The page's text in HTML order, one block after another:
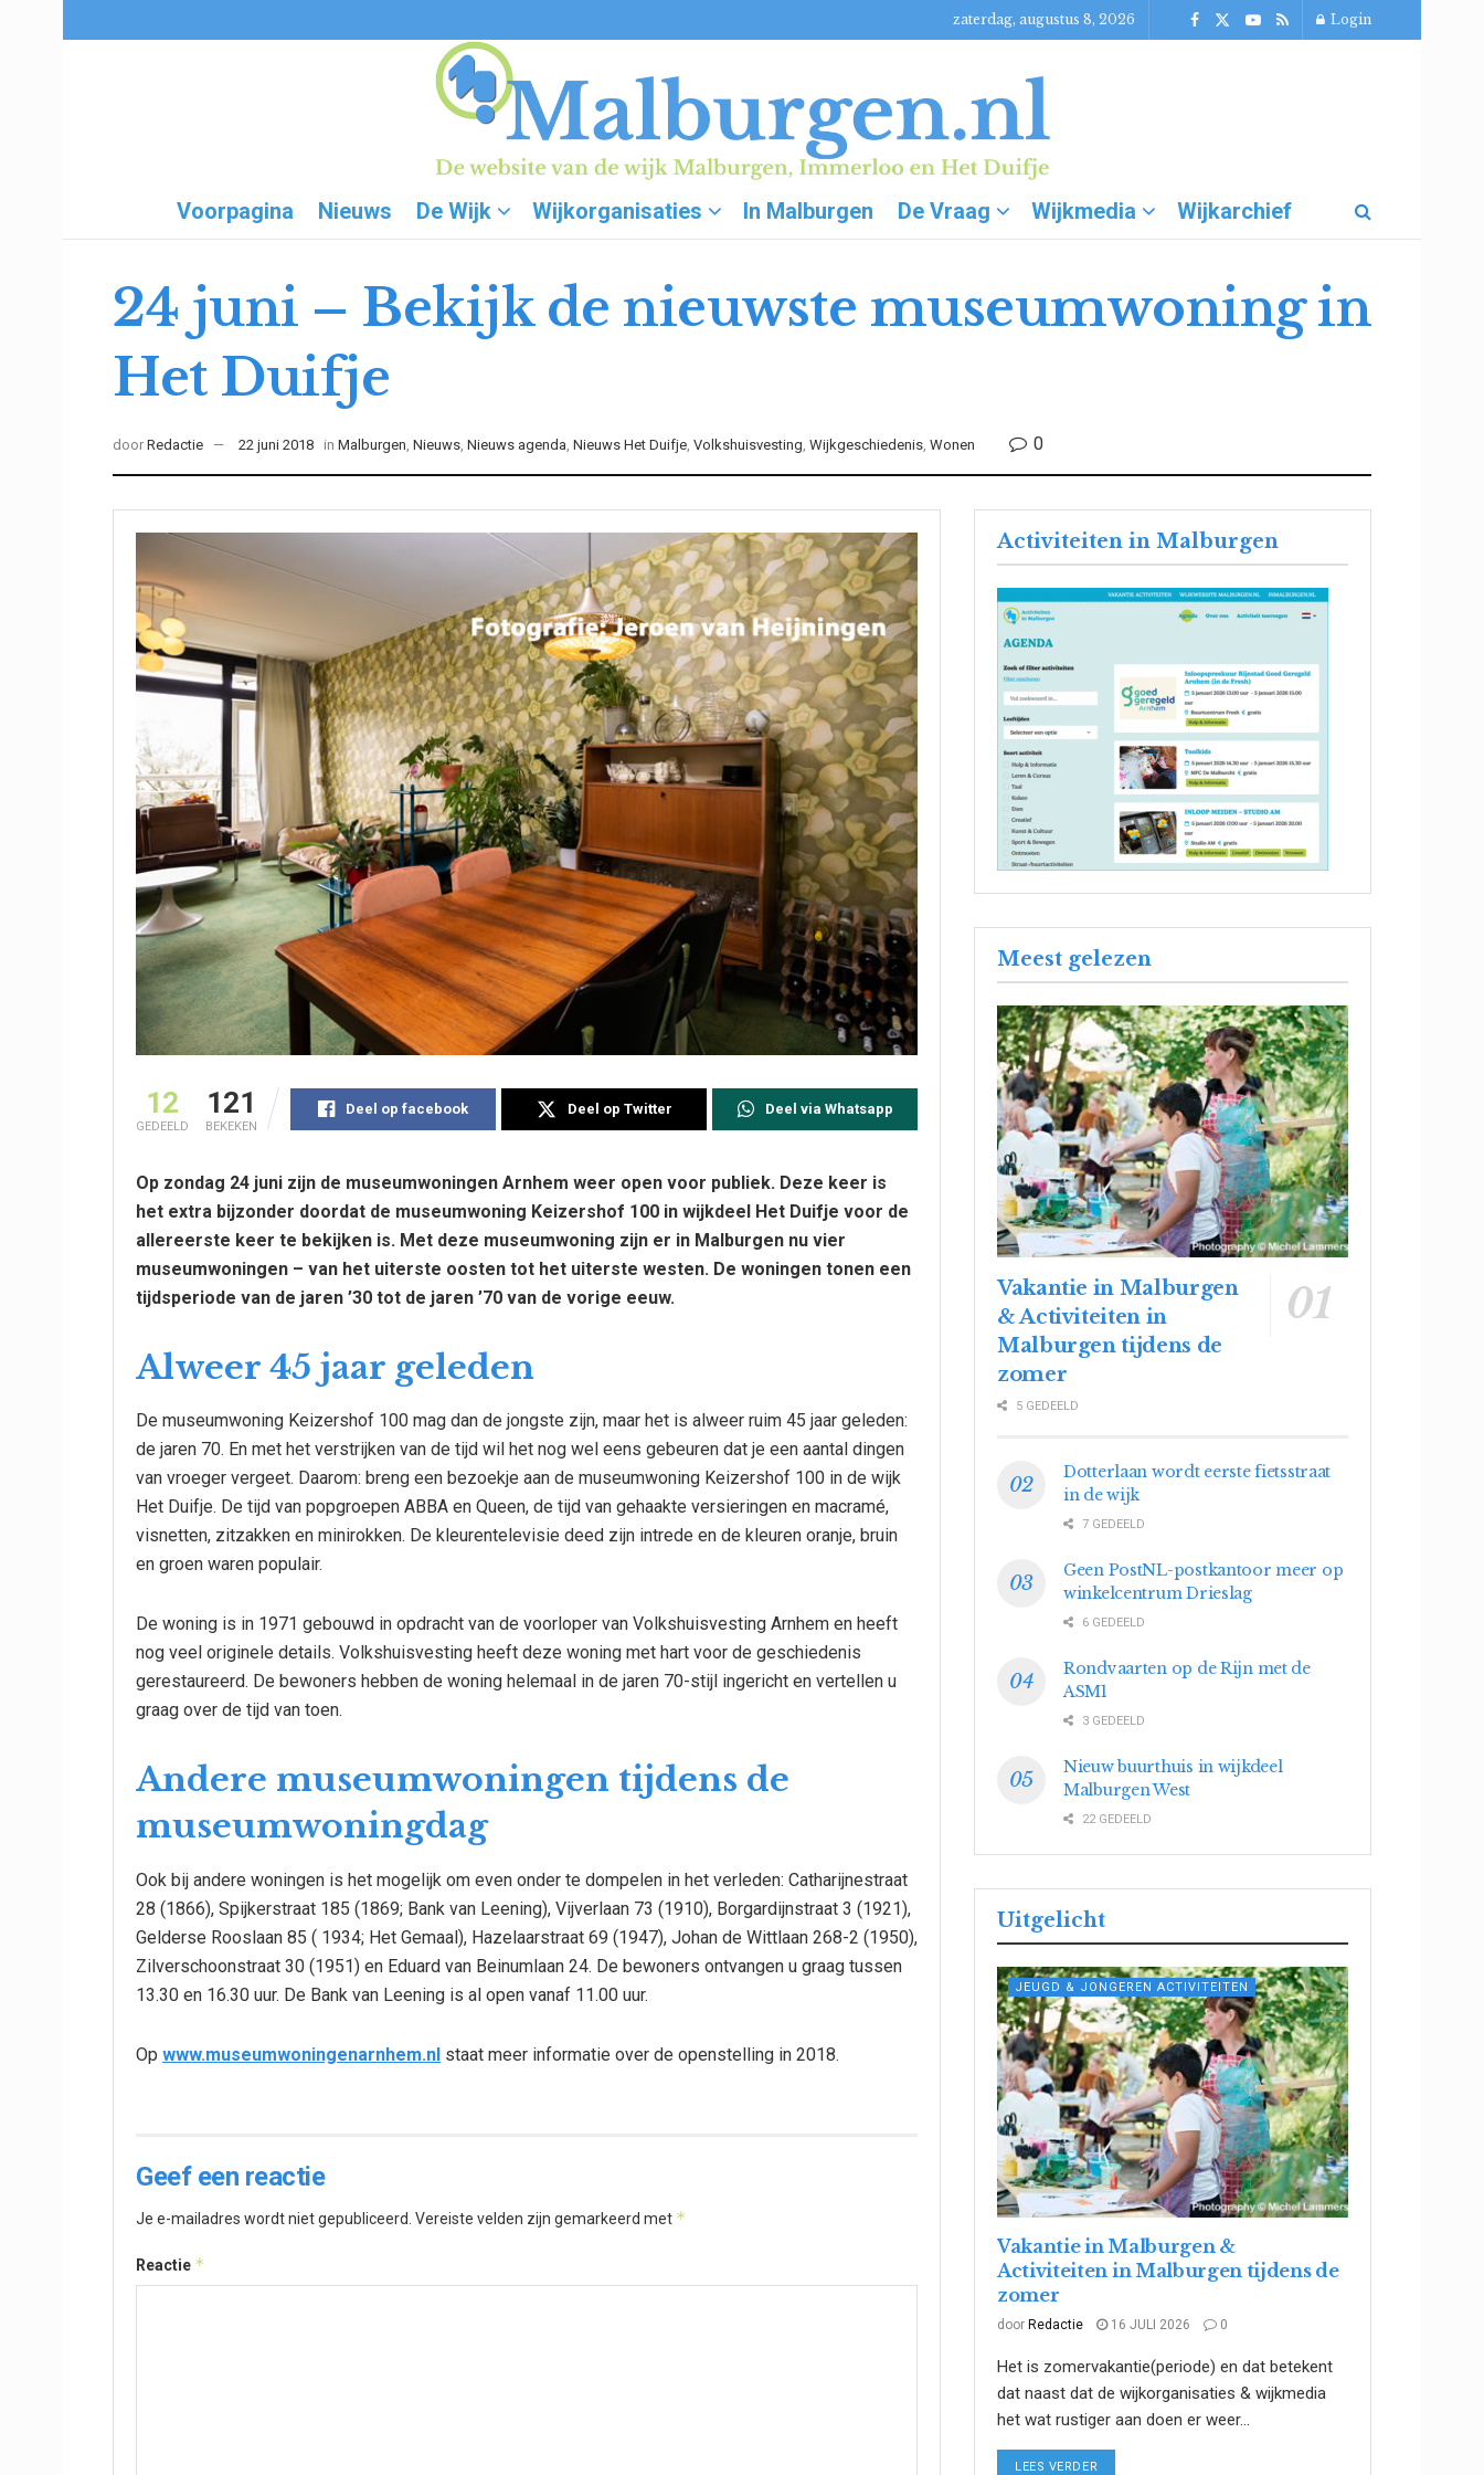
zaterdag, augustus 8, 2026 Login
Voorpagina Nieuws De Wijk Wijkorganisaties In Malburgen De Vraag Wijkmedia Wijkarchief
24 juni – Bekijk de nieuwste museumwoning in
Het Duifje
door Redactie 22 juni 2018 in Malburgen, Nieuws, Nieuws agenda, Nieuws Het Duifje, Volkshuisvesting, Wijkgeschiedenis, Wonen 0
12
GEDEELD
121
BEKEKEN
Deel op facebook Deel op Twitter Deel via Whatsapp
Op zondag 24 juni zijn de museumwoningen Arnhem weer open voor publiek. Deze keer is
het extra bijzonder doordat de museumwoning Keizershof 100 in wijkdeel Het Duifje voor de
allereerste keer te bekijken is. Met deze museumwoning zijn er in Malburgen nu vier
museumwoningen – van het uiterste oosten tot het uiterste westen. De woningen tonen een
tijdsperiode van de jaren ’30 tot de jaren ’70 van de vorige eeuw.
Alweer 45 jaar geleden
De museumwoning Keizershof 100 mag dan de jongste zijn, maar het is alweer ruim 45 jaar geleden:
de jaren 70. En met het verstrijken van de tijd wil het nog wel eens gebeuren dat je een aantal dingen
van vroeger vergeet. Daarom: breng een bezoekje aan de museumwoning Keizershof 100 in de wijk
Het Duifje. De tijd van popgroepen ABBA en Queen, de tijd van gehaakte versieringen en macramé,
visnetten, zitzakken en minirokken. De kleurentelevisie deed zijn intrede en de kleuren oranje, bruin
en groen waren populair.
De woning is in 1971 gebouwd in opdracht van de voorloper van Volkshuisvesting Arnhem en heeft
nog veel originele details. Volkshuisvesting heeft deze woning met hart voor de geschiedenis
gerestaureerd. De bewoners hebben de woning helemaal in de jaren 70-stijl ingericht en vertellen u
graag over de tijd van toen.
Andere museumwoningen tijdens de
museumwoningdag
Ook bij andere woningen is het mogelijk om even onder te dompelen in het verleden: Catharijnestraat
28 (1866), Spijkerstraat 185 (1869; Bank van Leening), Vijverlaan 73 (1910), Borgardijnstraat 3 (1921),
Gelderse Rooslaan 85 ( 1934; Het Gemaal), Hazelaarstraat 69 (1947), Johan de Wittlaan 268-2 (1950),
Zilverschoonstraat 30 (1951) en Eduard van Beinumlaan 24. De bewoners ontvangen u graag tussen
13.30 en 16.30 uur. De Bank van Leening is al open vanaf 11.00 uur.
Op www.museumwoningenarnhem.nl staat meer informatie over de openstelling in 2018.
Geef een reactie
Je e-mailadres wordt niet gepubliceerd. Vereiste velden zijn gemarkeerd met *
Reactie *
Activiteiten in Malburgen
Meest gelezen
Vakantie in Malburgen
& Activiteiten in
Malburgen tijdens de
zomer
5 GEDEELD
Dotterlaan wordt eerste fietsstraat
in de wijk
7 GEDEELD
Geen PostNL-postkantoor meer op
winkelcentrum Drieslag
6 GEDEELD
Rondvaarten op de Rijn met de
ASM1
3 GEDEELD
Nieuw buurthuis in wijkdeel
Malburgen West
22 GEDEELD
Uitgelicht
JEUGD & JONGEREN ACTIVITEITEN
Vakantie in Malburgen &
Activiteiten in Malburgen tijdens de
zomer
door Redactie 16 JULI 2026 0
Het is zomervakantie(periode) en dat betekent
dat naast dat de wijkorganisaties & wijkmedia
het wat rustiger aan doen er weer...
LEES VERDER